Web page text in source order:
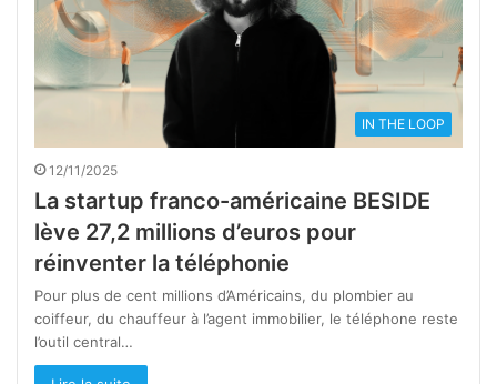
IN THE LOOP
12/11/2025
La startup franco-américaine BESIDE
lève 27,2 millions d’euros pour
réinventer la téléphonie
Pour plus de cent millions d’Américains, du plombier au
coiffeur, du chauffeur à l’agent immobilier, le téléphone reste
l’outil central…